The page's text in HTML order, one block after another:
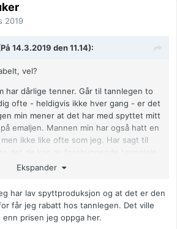
2019
14.3.2019 den 11.14):
vel?
har dårlige tenner. Går til tannlegen to
ofte - heldigvis ikke hver gang - er det
min mener at det har med spyttet mitt
emaljen. Mannen min har også hatt en
ikke like ofte som jeg. Har sagt til
det de kan av forebyggende tannpleie,
gener....
Ekspander
har lav spyttproduksjon og at det er den
får jeg rabatt hos tannlegen. Det ville
prisen jeg oppga her.